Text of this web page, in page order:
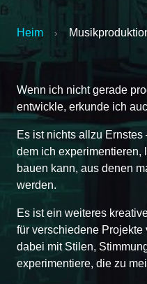
Heim ›
Wenn ich nicht gerade
entwickle, erkunde ich
Es ist nichts allzu
dem ich experimentieren,
bauen kann, aus denen
werden.
Es ist ein weiteres
für verschiedene Projekte
dabei mit Stilen,
experimentiere, die zu